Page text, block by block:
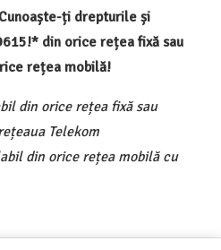
ți drepturile și
din orice rețea fixă sau
rețea mobilă!
din orice rețea fixă sau
Telekom
din orice rețea mobilă cu